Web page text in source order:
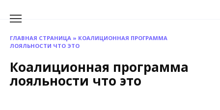
ГЛАВНАЯ СТРАНИЦА » КОАЛИЦИОННАЯ ПРОГРАММА
ЛОЯЛЬНОСТИ ЧТО ЭТО
Коалиционная программа
лояльности что это